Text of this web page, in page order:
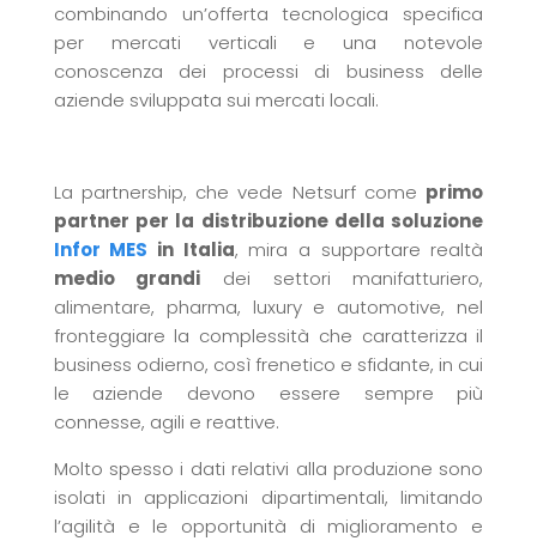
combinando un’offerta tecnologica specifica
per mercati verticali e una notevole
conoscenza dei processi di business delle
aziende sviluppata sui mercati locali.
La partnership, che vede Netsurf come primo
partner per la distribuzione della soluzione
Infor MES in Italia, mira a supportare realtà
medio grandi dei settori manifatturiero,
alimentare, pharma, luxury e automotive, nel
fronteggiare la complessità che caratterizza il
business odierno, così frenetico e sfidante, in cui
le aziende devono essere sempre più
connesse, agili e reattive.
Molto spesso i dati relativi alla produzione sono
isolati in applicazioni dipartimentali, limitando
l’agilità e le opportunità di miglioramento e